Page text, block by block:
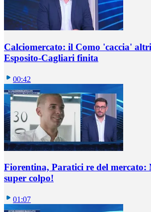
Calciomercato: il Como 'caccia'
Esposito-Cagliari finita
00:42
Fiorentina, Paratici re del mercato:
super colpo!
01:07